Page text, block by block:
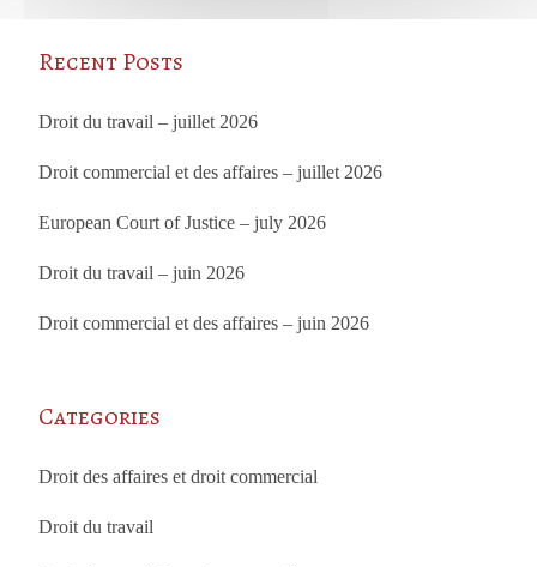
Recent Posts
Droit du travail – juillet 2026
Droit commercial et des affaires – juillet 2026
European Court of Justice – july 2026
Droit du travail – juin 2026
Droit commercial et des affaires – juin 2026
Categories
Droit des affaires et droit commercial
Droit du travail